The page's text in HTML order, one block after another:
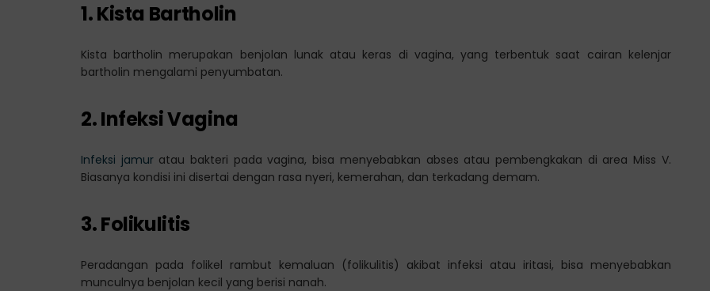
1. Kista Bartholin
Kista bartholin merupakan benjolan lunak atau keras di vagina, yang terbentuk saat cairan kelenjar
bartholin mengalami penyumbatan.
2. Infeksi Vagina
Infeksi jamuratau bakteri pada vagina, bisa menyebabkan abses atau pembengkakan di area Miss V.
Biasanya kondisi ini disertai dengan rasa nyeri, kemerahan, dan terkadang demam.
3. Folikulitis
Peradangan pada folikel rambut kemaluan (folikulitis) akibat infeksi atau iritasi, bisa menyebabkan
munculnya benjolan kecil yang berisi nanah.